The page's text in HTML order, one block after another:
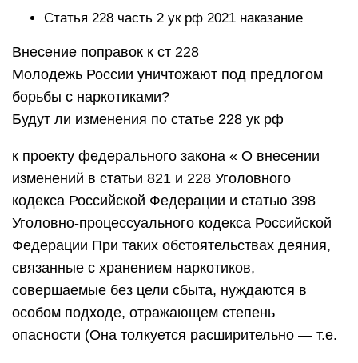
Статья 228 часть 2 ук рф 2021 наказание
Внесение поправок к ст 228
Молодежь России уничтожают под предлогом
борьбы с наркотиками?
Будут ли изменения по статье 228 ук рф
к проекту федерального закона « О внесении
изменений в статьи 821 и 228 Уголовного
кодекса Российской Федерации и статью 398
Уголовно-процессуального кодекса Российской
Федерации При таких обстоятельствах деяния,
связанные с хранением наркотиков,
совершаемые без цели сбыта, нуждаются в
особом подходе, отражающем степень
опасности (Она толкуется расширительно — т.е.